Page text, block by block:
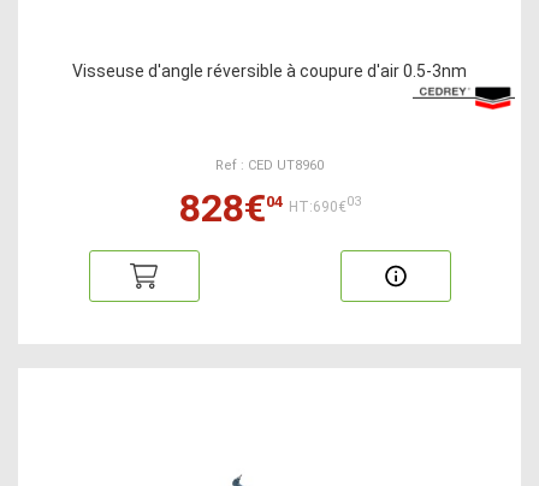
Visseuse d'angle réversible à coupure d'air 0.5-3nm
Ref : CED UT8960
828€04 HT:690€03